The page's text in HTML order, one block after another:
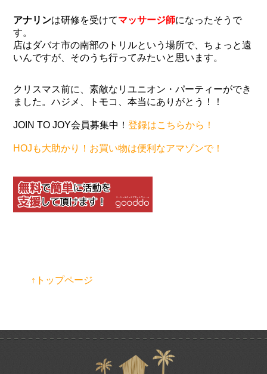
アナリンは研修を受けてマッサージ師になったそうで
す。
店はダバオ市の南部のトリルという場所で、ちょっと遠
いんですが、そのうち行ってみたいと思います。
クリスマス前に、素敵なリユニオン・パーティーができ
ました。ハジメ、トモコ、本当にありがとう！！
JOIN TO JOY会員募集中！登録はこちらから！
HOJも大助かり！お買い物は便利なアマゾンで！
↑トップページ